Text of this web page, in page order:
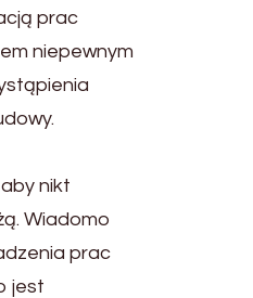
prac
niepewnym
nikt
Wiadomo
prac
jest